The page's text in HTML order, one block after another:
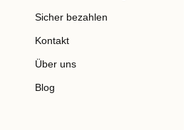
Sicher bezahlen
Kontakt
Über uns
Blog